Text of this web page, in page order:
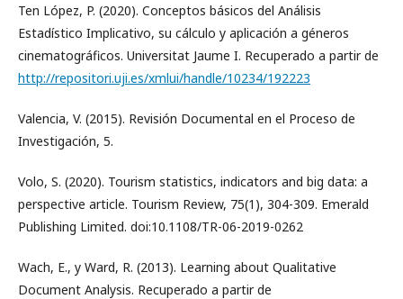
Ten López, P. (2020). Conceptos básicos del Análisis
Estadístico Implicativo, su cálculo y aplicación a géneros
cinematográficos. Universitat Jaume I. Recuperado a partir de
http://repositori.uji.es/xmlui/handle/10234/192223
Valencia, V. (2015). Revisión Documental en el Proceso de
Investigación, 5.
Volo, S. (2020). Tourism statistics, indicators and big data: a
perspective article. Tourism Review, 75(1), 304-309. Emerald
Publishing Limited. doi:10.1108/TR-06-2019-0262
Wach, E., y Ward, R. (2013). Learning about Qualitative
Document Analysis. Recuperado a partir de